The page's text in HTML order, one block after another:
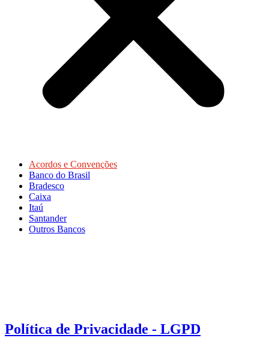
Acordos e Convenções
Banco do Brasil
Bradesco
Caixa
Itaú
Santander
Outros Bancos
Política de Privacidade - LGPD